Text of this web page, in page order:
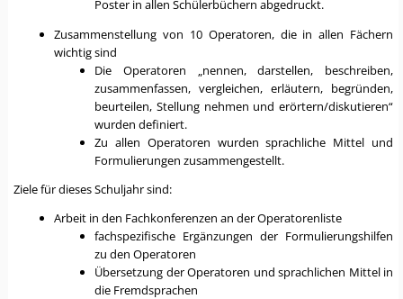
Poster in allen Schülerbüchern abgedruckt.
Zusammenstellung von 10 Operatoren, die in allen Fächern
wichtig sind
Die Operatoren „nennen, darstellen, beschreiben,
zusammenfassen, vergleichen, erläutern, begründen,
beurteilen, Stellung nehmen und erörtern/diskutieren“
wurden definiert.
Zu allen Operatoren wurden sprachliche Mittel und
Formulierungen zusammengestellt.
Ziele für dieses Schuljahr sind:
Arbeit in den Fachkonferenzen an der Operatorenliste
fachspezifische Ergänzungen der Formulierungshilfen
zu den Operatoren
Übersetzung der Operatoren und sprachlichen Mittel in
die Fremdsprachen